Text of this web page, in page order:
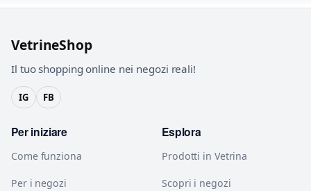
VetrineShop
Il tuo shopping online nei negozi reali!
IG FB
Per iniziare
Come funziona
Per i negozi
Esplora
Prodotti in Vetrina
Scopri i negozi